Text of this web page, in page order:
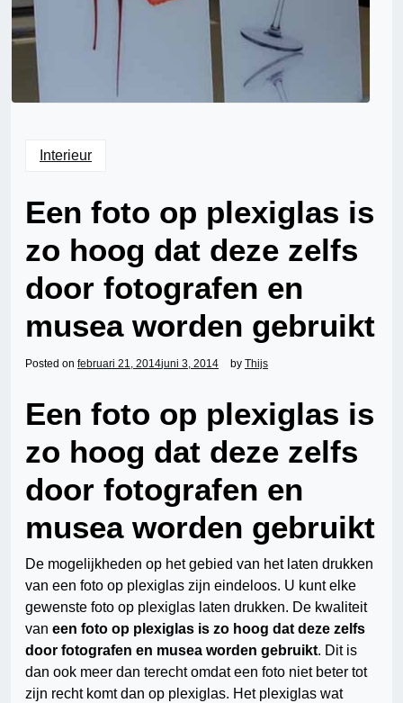
Interieur
Een foto op plexiglas is
zo hoog dat deze zelfs
door fotografen en
musea worden gebruikt
Posted on februari 21, 2014juni 3, 2014 by Thijs
Een foto op plexiglas is
zo hoog dat deze zelfs
door fotografen en
musea worden gebruikt
De mogelijkheden op het gebied van het laten drukken
van een foto op plexiglas zijn eindeloos. U kunt elke
gewenste foto op plexiglas laten drukken. De kwaliteit
van een foto op plexiglas is zo hoog dat deze zelfs
door fotografen en musea worden gebruikt. Dit is
dan ook meer dan terecht omdat een foto niet beter tot
zijn recht komt dan op plexiglas. Het plexiglas wat